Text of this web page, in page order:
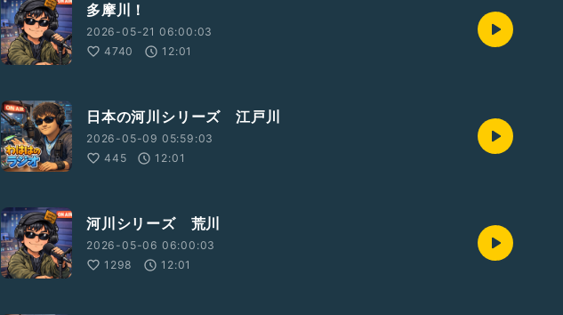
多摩川！
2026-05-21 06:00:03
4740
12:01
日本の河川シリーズ 江戸川
2026-05-09 05:59:03
445
12:01
河川シリーズ 荒川
2026-05-06 06:00:03
1298
12:01